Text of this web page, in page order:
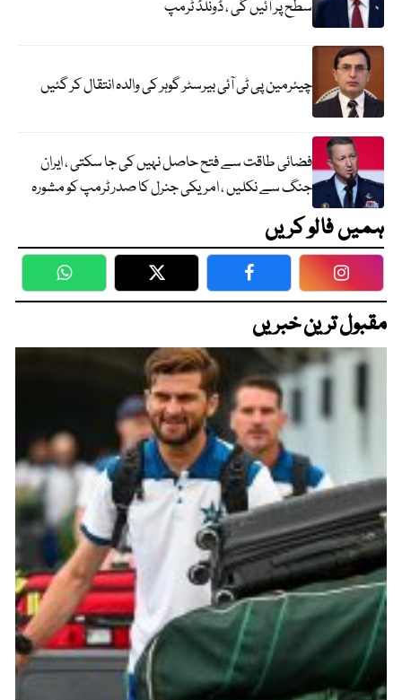
سطح پر آئیں گی ، ڈونلڈ ٹرمپ
چیئرمین پی ٹی آئی بیرسٹر گوہر کی والدہ انتقال کر گئیں
فضائی طاقت سے فتح حاصل نہیں کی جا سکتی ، ایران
جنگ سے نکلیں ، امریکی جنرل کا صدر ٹرمپ کو مشورہ
ہمیں فالو کریں
WhatsApp Twitter Facebook
مقبول ترین خبریں